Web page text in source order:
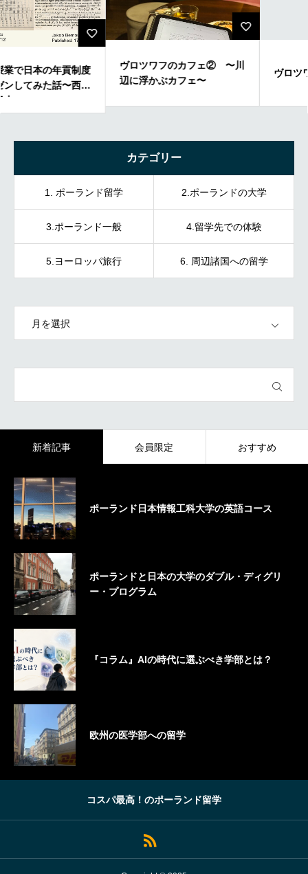
度
洋
ヴロツワフのカフェ② 〜川
辺に浮かぶカフェ〜
ヴロツワフのカフェ①
カテゴリー
1. ポーランド留学 2.ポーランドの大学
3.ポーランド一般 4.留学先での体験
5.ヨーロッパ旅行 6. 周辺諸国への留学
新着記事 会員限定 おすすめ
ポーランド日本情報工科大学の英語コース
ポーランドと日本の大学のダブル・ディグリ
ー・プログラム
『コラム』AIの時代に選ぶべき学部とは？
欧州の医学部への留学
コスパ最高！のポーランド留学